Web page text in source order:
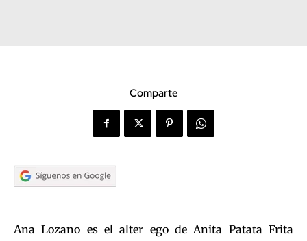
Comparte
Ana Lozano es el alter ego de Anita Patata Frita